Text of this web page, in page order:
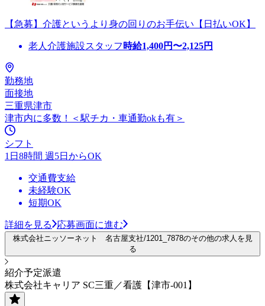
【急募】介護というより身の回りのお手伝い【日払いOK】
老人介護施設スタッフ 時給1,400円〜2,125円
勤務地
面接地
三重県津市
津市内に多数！＜駅チカ・車通勤okも有＞
シフト
1日8時間 週5日からOK
交通費支給
未経験OK
短期OK
詳細を見る 応募画面に進む
株式会社ニッソーネット 名古屋支社/1201_7878のその他の求人を見
る
紹介予定派遣
株式会社キャリア SC三重／看護【津市-001】